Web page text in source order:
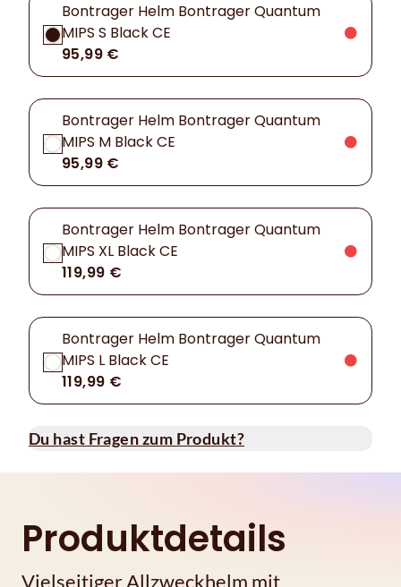
Bontrager Helm Bontrager Quantum
MIPS S Black CE
95,99 €
Bontrager Helm Bontrager Quantum
MIPS M Black CE
95,99 €
Bontrager Helm Bontrager Quantum
MIPS XL Black CE
119,99 €
Bontrager Helm Bontrager Quantum
MIPS L Black CE
119,99 €
Du hast Fragen zum Produkt?
Produktdetails
Vielseitiger Allzweckhelm mit